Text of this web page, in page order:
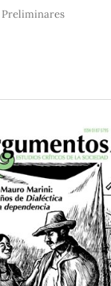
Preliminares